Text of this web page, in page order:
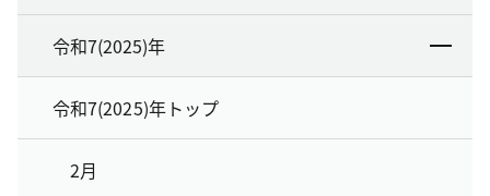
令和7(2025)年
令和7(2025)年トップ
2月